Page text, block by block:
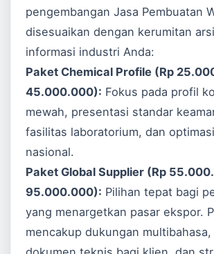
pengembanganJasa Pembuatan
disesuaikan dengan kerumitan
informasi industri Anda:
Paket Chemical Profile (Rp
45.000.000): Fokus pada profil
mewah, presentasi standar
fasilitas laboratorium, dan
nasional.
Paket Global Supplier (Rp
95.000.000): Pilihan tepat bagi
yang menargetkan pasar ekspor.
mencakup dukungan